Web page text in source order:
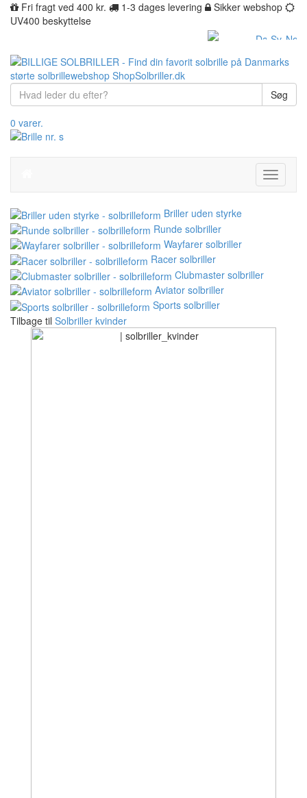
Fri fragt ved 400 kr. 1-3 dages levering
Sikker webshop
UV400 beskyttelse
Søg
0 varer.
Toggle
Briller uden styrke
Runde solbriller
Wayfarer solbriller
Racer solbriller
Clubmaster solbriller
Aviator solbriller
Sports solbriller
Tilbage til Solbriller kvinder